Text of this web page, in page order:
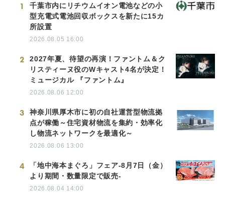
1
千葉市内にリチウムイオン電池などの小
型充電式電池回収ボックスを新たに15カ
所設置
2026.08.05 16:00
2
2027年夏、待望の再演！ファントム＆ク
リスティーヌ役のWキャスト4名が決定！
ミュージカル 『ファントム』
2026.08.06 12:00
3
神奈川県厚木市に初の自社運営型物流拠
点が稼働～住宅資材物流を集約・効率化
し物流ネットワークを最適化～
2026.08.06 13:00
4
「地中海本まぐろ」フェア-8月7日（金）
より期間・数量限定で販売-
2026.08.04 14:00